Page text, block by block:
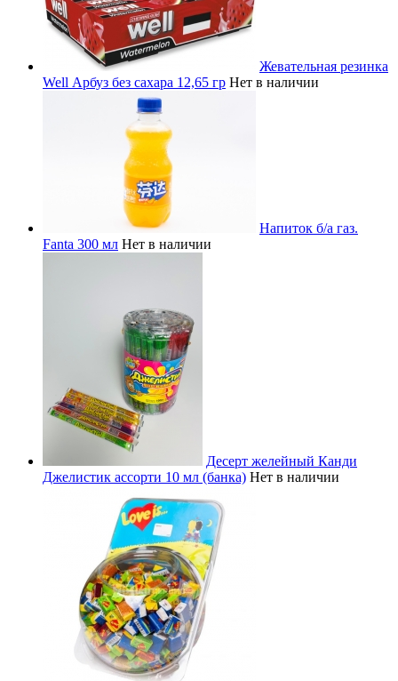
Жевательная резинка
Well Арбуз без сахара 12,65 гр Нет в наличии
Напиток б/а газ.
Fanta 300 мл Нет в наличии
Десерт желейный Канди
Джелистик ассорти 10 мл (банка) Нет в наличии